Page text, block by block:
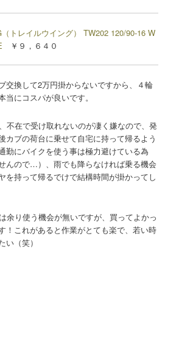
トレイルウイング） TW202 120/90-16 W
￥９，６４０
交換して2万円掛からないですから、４輪
当にコスパが良いです。
不在で受け取れないのが凄く嫌なので、発
カブの荷台に乗せて自宅に持って帰るよう
勤にバイクを使う事は極力避けている為
んので…）、雨でも降らなければ乗る機会
を持って帰るでけで結構時間が掛かってし
余り使う機会が無いですが、買ってよかっ
！これがあると作業がとても楽で、若い時
い（笑）